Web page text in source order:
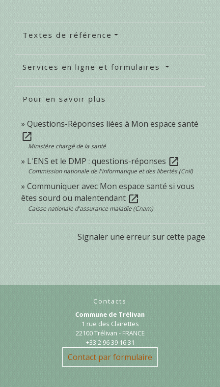
Textes de référence
Services en ligne et formulaires
Pour en savoir plus
Questions-Réponses liées à Mon espace santé
open_in_new
Ministère chargé de la santé
L'ENS et le DMP : questions-réponses open_in_new
Commission nationale de l'informatique et des libertés (Cnil)
Communiquer avec Mon espace santé si vous
êtes sourd ou malentendant open_in_new
Caisse nationale d'assurance maladie (Cnam)
Signaler une erreur sur cette page
Contacts
Commune de Trélivan
1 rue des Clairettes
22100 Trélivan - FRANCE
+33 2 96 39 16 31
Contact par formulaire